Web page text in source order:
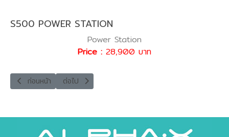
S500 POWER STATION
Power Station
Price : 28,900 บาท
เนื้อหาก่อนหน้า: M11PD POWER BANK
ก่อนหน้า เนื้อหาถัดไป: M21 POWER BANK
ต่อไป